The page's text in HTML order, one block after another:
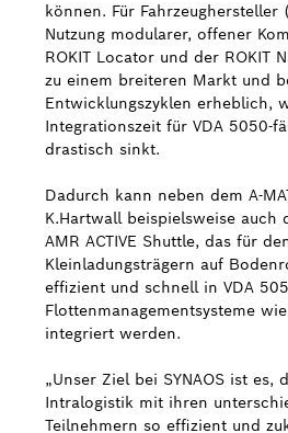
können. Für
Nutzung modularer, offener
ROKIT Locator und der ROKIT
zu einem breiteren Markt und
Entwicklungszyklen erheblich,
Integrationszeit für VDA 5050-
drastisch sinkt.
Dadurch kann neben dem A-
K.Hartwall beispielsweise auch
AMR ACTIVE Shuttle, das für
Kleinladungsträgern auf
effizient und schnell in VDA
Flottenmanagementsysteme
integriert werden.
„Unser Ziel bei SYNAOS ist es,
Intralogistik mit ihren
Teilnehmern so effizient und